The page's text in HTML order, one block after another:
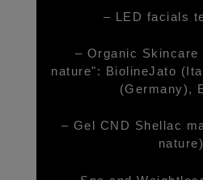
– LED facials
– Organic Skincare
nature": BiolineJato
(Germany),
– Gel CND Shellac
nature)